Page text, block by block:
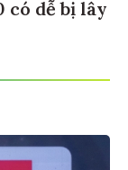
có dễ bị lây